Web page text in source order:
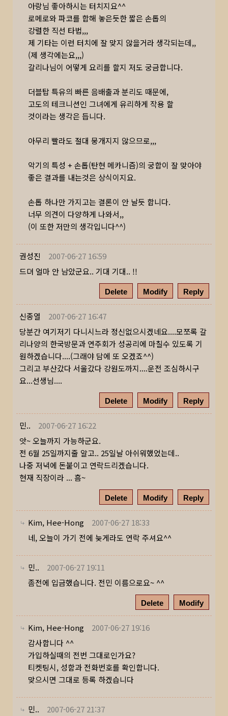
아랑님 좋아하시는 터치지요^^
로메로와 파코를 합해 놓은듯한 짧은 손톱의
강렬한 직선 타법,,,
제 기타는 이런 터치에 잘 맞지 않을거라 생각되는데,,
(제 생각에는요,,,)
갈리나님이 어떻게 요리를 할지 저도 궁금합니다.
더블탑 특유의 빠른 음배출과 분리도 때문에,
고도의 테크니션인 그녀에게 유리하게 작용 할
것이라는 생각은 듭니다.
아무리 빨라도 절대 뭉개지지 않으므로,,,
악기의 특성 + 손톱(탄현 메카니즘)의 궁합이 잘 맞아야
좋은 결과를 내는것은 상식이지요.
손톱 하나만 가지고는 결론이 안 날듯 합니다.
너무 의견이 다양하게 나와서,,
(이 또한 저만의 생각입니다^^)
권성진
2007-06-27 16:59
드뎌 얼마 안 남았군요.. 기대 기대.. !!
Delete Modify Reply
신종열
2007-06-27 16:47
당분간 여기저기 다니시느라 정신없으시겠네요....모쪼록 갈
리나양의 한국방문과 연주회가 성공리에 마칠수 있도록 기
원하겠습니다....(그래야 담에 또 오겠죠^^)
그리고 부산갔다 서울갔다 강원도까지....운전 조심하시구
요...선생님....
Delete Modify Reply
민..
2007-06-27 16:22
앗~ 오늘까지 가능하군요.
전 6월 25일까지줄 알고.. 25일날 아쉬워했었는데..
나중 저녁에 돈붙이고 연락드리겠습니다.
현재 직장이라 ... 흠~
Delete Modify Reply
Kim, Hee-Hong
2007-06-27 18:33
네, 오늘이 가기 전에 늦게라도 연락 주셔요^^
민..
2007-06-27 19:11
좀전에 입금했습니다. 전민 이름으로요~ ^^
Delete Modify
Kim, Hee-Hong
2007-06-27 19:16
감사합니다 ^^
가입하실때의 전번 그대로인가요?
티켓팅시, 성함과 전화번호를 확인합니다.
맞으시면 그대로 등록 하겠습니다
민.. 2007-06-27 21:37